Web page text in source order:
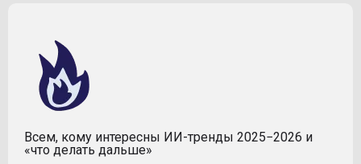
Всем, кому интересны ИИ-тренды 2025−2026 и
«что делать дальше»